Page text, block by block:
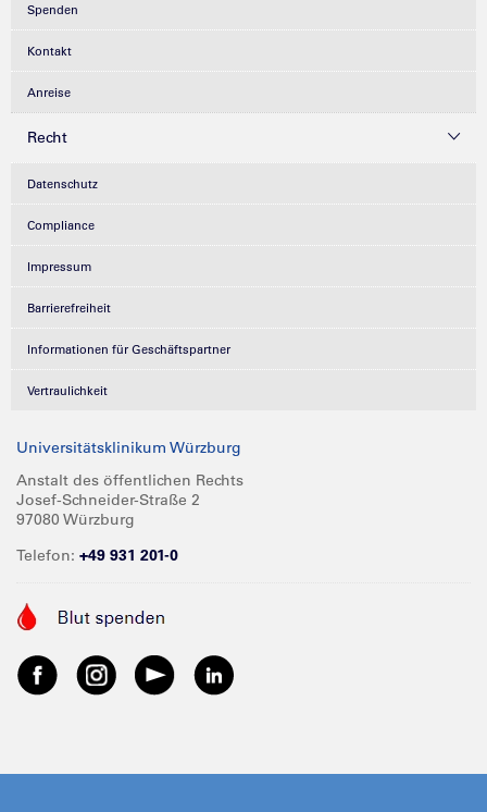
Spenden
Kontakt
Anreise
Recht
Datenschutz
Compliance
Impressum
Barrierefreiheit
Informationen für Geschäftspartner
Vertraulichkeit
Universitätsklinikum Würzburg
Anstalt des öffentlichen Rechts
Josef-Schneider-Straße 2
97080 Würzburg
Telefon: +49 931 201-0